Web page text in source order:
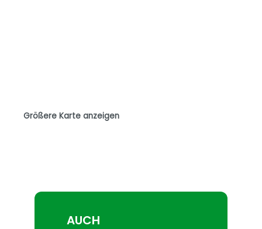
Größere Karte anzeigen
AUCH